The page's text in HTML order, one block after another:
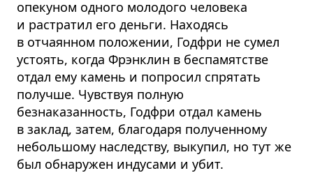
опекуном одного молодого человека
и растратил его деньги. Находясь
в отчаянном положении, Годфри не сумел
устоять, когда Фрэнклин в беспамятстве
отдал ему камень и попросил спрятать
получше. Чувствуя полную
безнаказанность, Годфри отдал камень
в заклад, затем, благодаря полученному
небольшому наследству, выкупил, но тут же
был обнаружен индусами и убит.